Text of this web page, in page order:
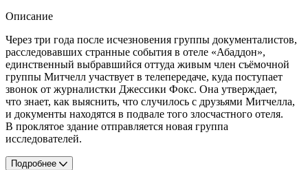
Описание
Через три года после исчезновения группы документалистов,
расследовавших странные события в отеле «Абаддон»,
единственный выбравшийся оттуда живым член съёмочной
группы Митчелл участвует в телепередаче, куда поступает
звонок от журналистки Джессики Фокс. Она утверждает,
что знает, как выяснить, что случилось с друзьями Митчелла,
и документы находятся в подвале того злосчастного отеля.
В проклятое здание отправляется новая группа
исследователей.
Подробнее